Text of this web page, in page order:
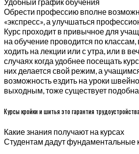
Обрести профессию вполне
«экспресс», а улучшаться
Курс проходит в привычное для
на обучение проводится по
ходить на лекции или с утра, или в
случаях когда удобнее посещать
них делается свой режим, а
возможность ездить на уроки
выходным, тоже существует
Курсы кройки и шитья это гарантия
Какие знания получают на курсах
Студентам дадут фундаментальные